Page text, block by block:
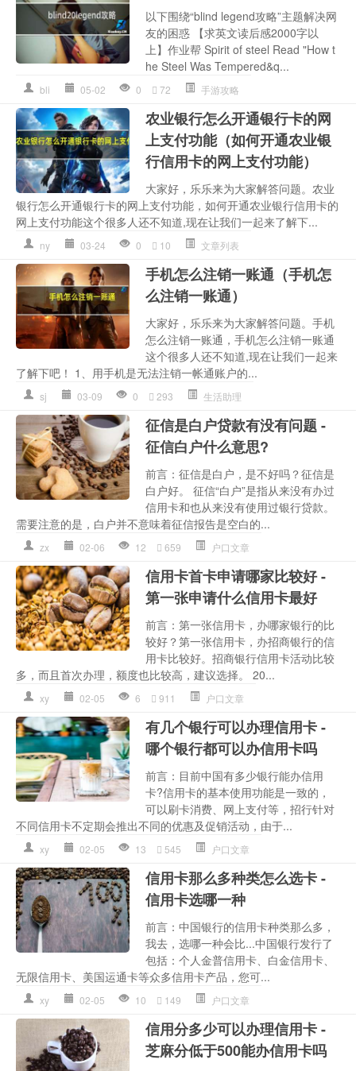
以下围绕“blind legend攻略”主题解决网
友的困惑 【求英文读后感2000字以
上】作业帮 Spirit of steel Read "How t
he Steel Was Tempered&q...
bli 05-02 0 72 手游攻略
农业银行怎么开通银行卡的网
上支付功能（如何开通农业银
行信用卡的网上支付功能）
大家好，乐乐来为大家解答问题。农业
银行怎么开通银行卡的网上支付功能，如何开通农业银行信用卡的
网上支付功能这个很多人还不知道,现在让我们一起来了解下...
ny 03-24 0 10 文章列表
手机怎么注销一账通（手机怎
么注销一账通）
大家好，乐乐来为大家解答问题。手机
怎么注销一账通，手机怎么注销一账通
这个很多人还不知道,现在让我们一起来
了解下吧！ 1、用手机是无法注销一帐通账户的...
sj 03-09 0 293 生活助理
征信是白户贷款有没有问题 -
征信白户什么意思?
前言：征信是白户，是不好吗？征信是
白户好。 征信“白户”是指从来没有办过
信用卡和也从来没有使用过银行贷款。
需要注意的是，白户并不意味着征信报告是空白的...
zx 02-06 12 659 户口文章
信用卡首卡申请哪家比较好 -
第一张申请什么信用卡最好
前言：第一张信用卡，办哪家银行的比
较好？第一张信用卡，办招商银行的信
用卡比较好。招商银行信用卡活动比较
多，而且首次办理，额度也比较高，建议选择。 20...
xy 02-05 6 911 户口文章
有几个银行可以办理信用卡 -
哪个银行都可以办信用卡吗
前言：目前中国有多少银行能办信用
卡?信用卡的基本使用功能是一致的，
可以刷卡消费、网上支付等，招行针对
不同信用卡不定期会推出不同的优惠及促销活动，由于...
xy 02-05 13 545 户口文章
信用卡那么多种类怎么选卡 -
信用卡选哪一种
前言：中国银行的信用卡种类那么多，
我去，选哪一种会比...中国银行发行了
包括：个人金普信用卡、白金信用卡、
无限信用卡、美国运通卡等众多信用卡产品，您可...
xy 02-05 10 149 户口文章
信用分多少可以办理信用卡 -
芝麻分低于500能办信用卡吗